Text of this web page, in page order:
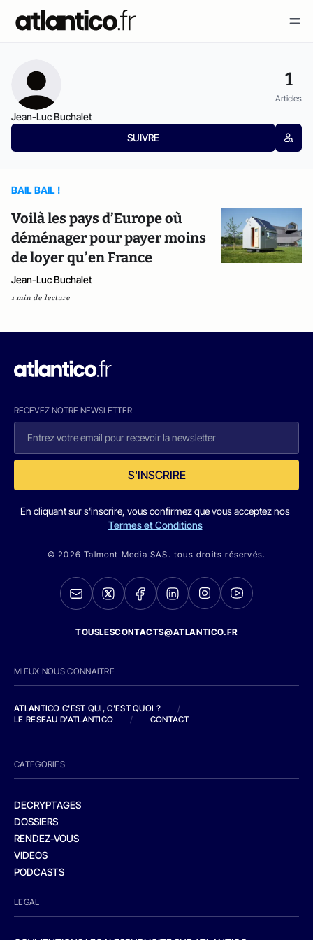
1
Articles
Jean-Luc Buchalet
SUIVRE
BAIL BAIL !
Voilà les pays d’Europe où
déménager pour payer moins
de loyer qu’en France
Jean-Luc Buchalet
1 min de lecture
RECEVEZ NOTRE NEWSLETTER
S'INSCRIRE
En cliquant sur s'inscrire, vous confirmez que vous acceptez nos
Termes et Conditions
© 2026 Talmont Media SAS. tous droits réservés.
TOUSLESCONTACTS@ATLANTICO.FR
MIEUX NOUS CONNAITRE
ATLANTICO C'EST QUI, C'EST QUOI ?
/
LE RESEAU D'ATLANTICO
/ CONTACT
CATEGORIES
DECRYPTAGES
DOSSIERS
RENDEZ-VOUS
VIDEOS
PODCASTS
LEGAL